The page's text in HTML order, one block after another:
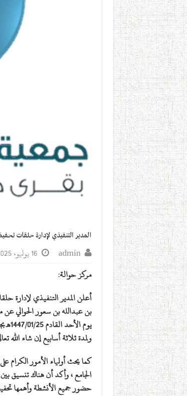
المدير التنفيذي لإدارة حلقات
admin 16 يوليو، 2025
مركز حوالة:
أعلن المدير التنفيذي لإدارة
بن عبدالله بن سعور الحوالي
يوم
ولمدة ثلاثة أسابيع إن شاء الله
كما يحث أولياء الأمور الكرام
الجامع ، وأكد أن هناك تنسيق
حضور جميع الأنشطة وأهمها